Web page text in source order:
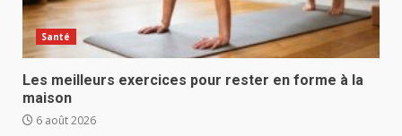
Santé
Les meilleurs exercices pour rester en forme à la
maison
6 août 2026